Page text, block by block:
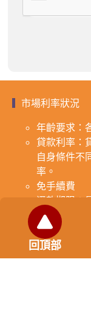
市場利率狀況
年齡要求：
貸款利率：
自身條件不
率。
免手續費
還款期限：
方協議而訂。
範例試算：
後選定金主
利率12%計
回頂部